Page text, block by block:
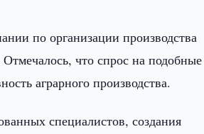
по организации производства
Отмечалось, что спрос на подобные
аграрного производства.
специалистов, создания